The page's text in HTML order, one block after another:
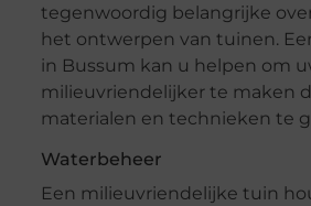
tegenwoordig belangrijke
het ontwerpen van tuinen.
in Bussum kan u helpen om
milieuvriendelijker te maken
materialen en technieken te
Waterbeheer
Een milieuvriendelijke tuin